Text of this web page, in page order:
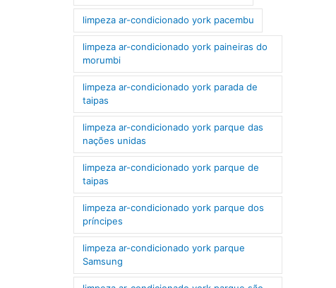
limpeza ar-condicionado york pacembu
limpeza ar-condicionado york paineiras do
morumbi
limpeza ar-condicionado york parada de
taipas
limpeza ar-condicionado york parque das
nações unidas
limpeza ar-condicionado york parque de
taipas
limpeza ar-condicionado york parque dos
príncipes
limpeza ar-condicionado york parque
Samsung